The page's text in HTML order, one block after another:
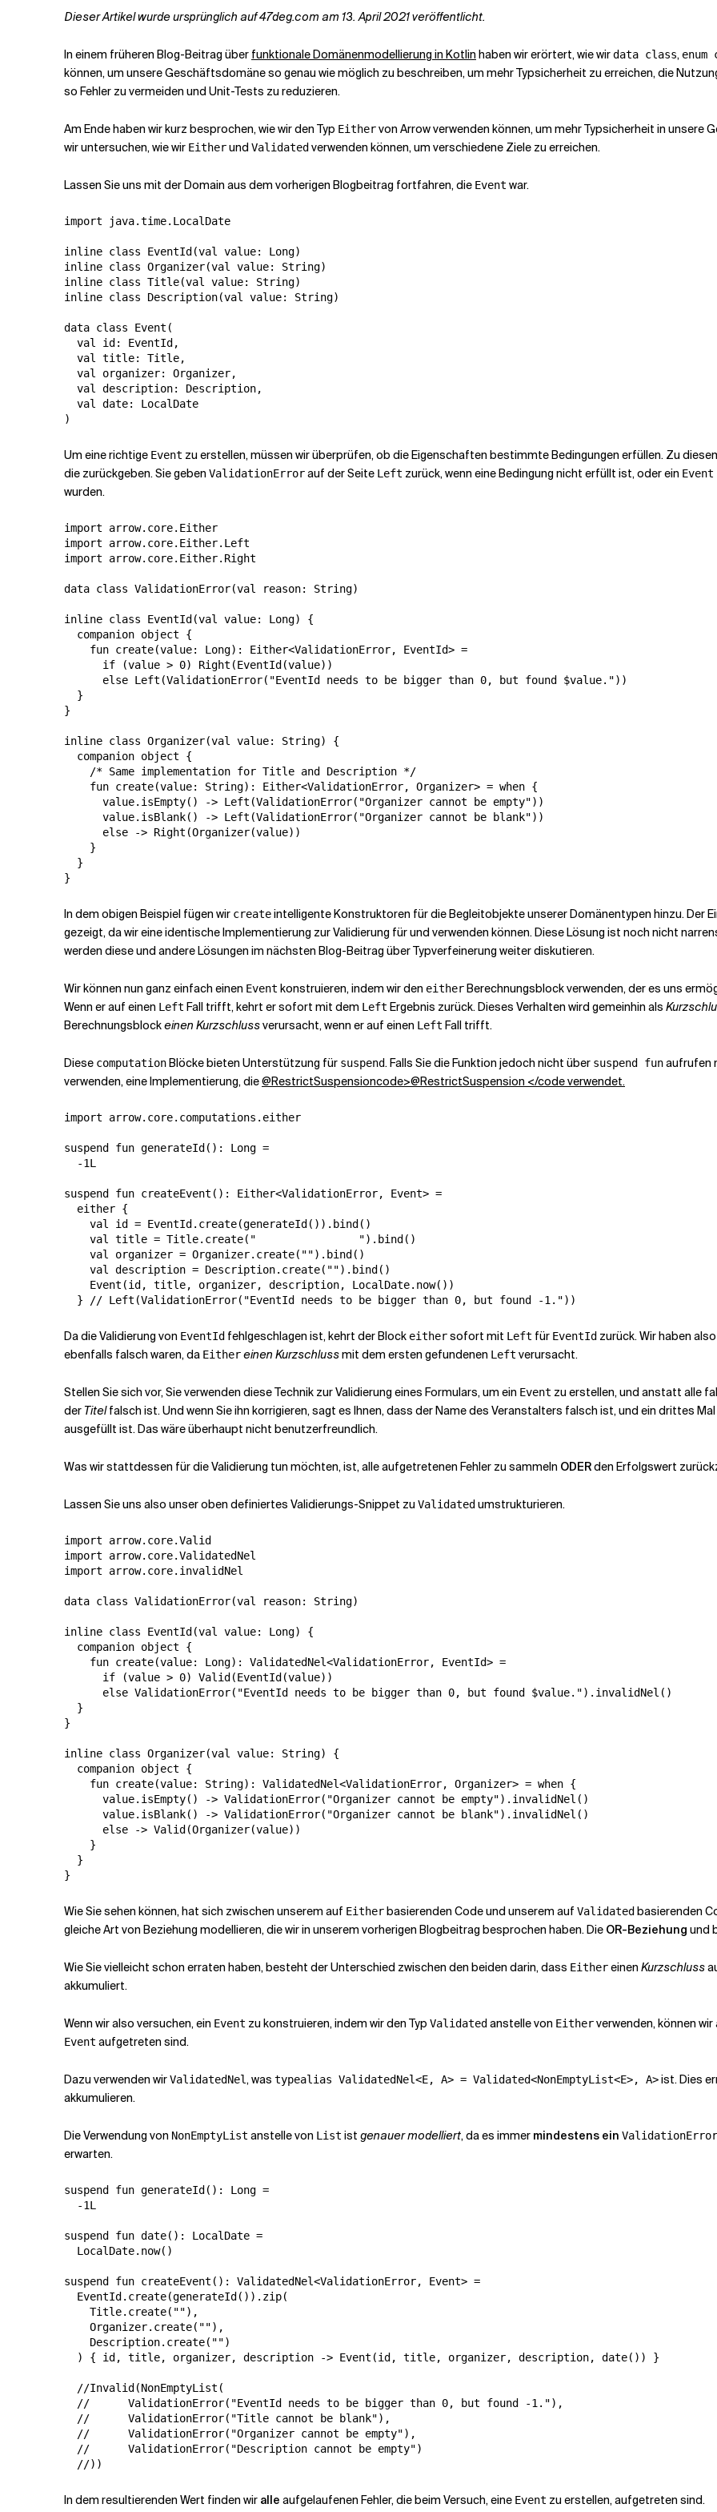
Dieser Artikel wurde ursprünglich auf 47deg.com am 13. April 2021 veröffentlicht.
In einem früheren Blog-Beitrag über funktionale Domänenmodellierung in Kotlin haben wir erörtert, wie wirdata class, enum
können, um unsere Geschäftsdomäne so genau wie möglich zu beschreiben, um mehr Typsicherheit zu erreichen, die
so Fehler zu vermeiden und Unit-Tests zu reduzieren.
Am Ende haben wir kurz besprochen, wie wir den Typ Eithervon Arrow verwenden können, um mehr Typsicherheit in unsere
wir untersuchen, wie wir Eitherund Validated verwenden können, um verschiedene Ziele zu erreichen.
Lassen Sie uns mit der Domain aus dem vorherigen Blogbeitrag fortfahren, die Event war.
import java.time.LocalDate
inline class EventId(val value: Long)
inline class Organizer(val value: String)
inline class Title(val value: String)
inline class Description(val value: String)
data class Event(
  val id: EventId,
  val title: Title,
  val organizer: Organizer,
  val description: Description,
  val date: LocalDate
Um eine richtige Event zu erstellen, müssen wir überprüfen, ob die Eigenschaften bestimmte Bedingungen erfüllen. Zu
die zurückgeben. Sie geben ValidationErrorauf der Seite Left zurück, wenn eine Bedingung nicht erfüllt ist, oder ein Event
wurden.
import arrow.core.Either
import arrow.core.Either.Left
import arrow.core.Either.Right
data class ValidationError(val reason: String)
inline class EventId(val value: Long) {
  companion object {
    fun create(value: Long): Either<ValidationError, EventId> =
      if (value > 0) Right(EventId(value))
      else Left(ValidationError("EventId needs to be bigger than 0, but found $value."))
  }
}
inline class Organizer(val value: String) {
  companion object {
    /* Same implementation for Title and Description */
    fun create(value: String): Either<ValidationError, Organizer> = when {
      value.isEmpty() -> Left(ValidationError("Organizer cannot be empty"))
      value.isBlank() -> Left(ValidationError("Organizer cannot be blank"))
      else -> Right(Organizer(value))
    }
  }
In dem obigen Beispiel fügen wir createintelligente Konstruktoren für die Begleitobjekte unserer Domänentypen hinzu. Der
gezeigt, da wir eine identische Implementierung zur Validierung fürund verwenden können. Diese Lösung ist noch nicht
werden diese und andere Lösungen im nächsten Blog-Beitrag über Typverfeinerung weiter diskutieren.
Wir können nun ganz einfach einen Event konstruieren, indem wir den eitherBerechnungsblock verwenden, der es uns
Wenn er auf einen Left Fall trifft, kehrt er sofort mit dem Left Ergebnis zurück. Dieses Verhalten wird gemeinhin als
Berechnungsblockeinen Kurzschlussverursacht, wenn er auf einen Left Fall trifft.
Diese computationBlöcke bieten Unterstützung für suspend. Falls Sie die Funktion jedoch nicht über suspend funaufrufen
verwenden, eine Implementierung, die@RestrictSuspensioncode>@RestrictSuspension </code verwendet.
import arrow.core.computations.either
suspend fun generateId(): Long =
  -1L
suspend fun createEvent(): Either<ValidationError, Event> =
  either {
    val id = EventId.create(generateId()).bind()
    val title = Title.create("                ").bind()
    val organizer = Organizer.create("").bind()
    val description = Description.create("").bind()
    Event(id, title, organizer, description, LocalDate.now())
Da die Validierung von EventId fehlgeschlagen ist, kehrt der Block eithersofort mit Left für EventId zurück. Wir haben
ebenfalls falsch waren, da Eithereinen Kurzschlussmit dem ersten gefundenen Left verursacht.
Stellen Sie sich vor, Sie verwenden diese Technik zur Validierung eines Formulars, um ein Event zu erstellen, und anstatt alle
der Titelfalsch ist. Und wenn Sie ihn korrigieren, sagt es Ihnen, dass der Name des Veranstalters falsch ist, und ein drittes
ausgefüllt ist. Das wäre überhaupt nicht benutzerfreundlich.
Was wir stattdessen für die Validierung tun möchten, ist, alle aufgetretenen Fehler zu sammeln ODERden Erfolgswert
Lassen Sie uns also unser oben definiertes Validierungs-Snippet zu Validated umstrukturieren.
import arrow.core.Valid
import arrow.core.ValidatedNel
import arrow.core.invalidNel
data class ValidationError(val reason: String)
inline class EventId(val value: Long) {
  companion object {
    fun create(value: Long): ValidatedNel<ValidationError, EventId> =
      if (value > 0) Valid(EventId(value))
      else ValidationError("EventId needs to be bigger than 0, but found $value.").invalidNel()
  }
}
inline class Organizer(val value: String) {
  companion object {
    fun create(value: String): ValidatedNel<ValidationError, Organizer> = when {
      value.isEmpty() -> ValidationError("Organizer cannot be empty").invalidNel()
      value.isBlank() -> ValidationError("Organizer cannot be blank").invalidNel()
      else -> Valid(Organizer(value))
    }
  }
Wie Sie sehen können, hat sich zwischen unserem auf Eitherbasierenden Code und unserem auf Validated basierenden
gleiche Art von Beziehung modellieren, die wir in unserem vorherigen Blogbeitrag besprochen haben. Die OR-Beziehung und
Wie Sie vielleicht schon erraten haben, besteht der Unterschied zwischen den beiden darin, dass Eithereinen Kurzschluss
akkumuliert.
Wenn wir also versuchen, ein Event zu konstruieren, indem wir den Typ Validated anstelle von Eitherverwenden, können wir
Event aufgetreten sind.
Dazu verwenden wirValidatedNel, was typealias ValidatedNel<E, A> = Validated<NonEmptyList<E>, A>ist. Dies
akkumulieren.
Die Verwendung von NonEmptyList anstelle von List ist genauer modelliert, da es immer mindestens ein ValidationError
erwarten.
suspend fun generateId(): Long =
  -1L
suspend fun date(): LocalDate =
  LocalDate.now()
suspend fun createEvent(): ValidatedNel<ValidationError, Event> =
  EventId.create(generateId()).zip(
    Title.create(""),
    Organizer.create(""),
    Description.create("")
  ) { id, title, organizer, description -> Event(id, title, organizer, description, date()) }
  //Invalid(NonEmptyList(
  //      ValidationError("EventId needs to be bigger than 0, but found -1."),
  //      ValidationError("Title cannot be blank"),
  //      ValidationError("Organizer cannot be empty"),
  //      ValidationError("Description cannot be empty")
In dem resultierenden Wert finden wir alle aufgelaufenen Fehler, die beim Versuch, eine Event zu erstellen, aufgetreten sind.